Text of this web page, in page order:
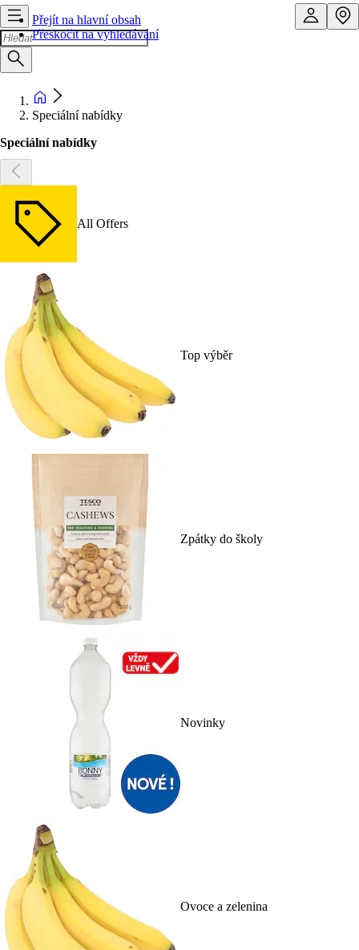
Přejít na hlavní obsah
Přeskočit na vyhledávání
Speciální nabídky
Speciální nabídky
All Offers
Top výběr
Zpátky do školy
Novinky
Ovoce a zelenina